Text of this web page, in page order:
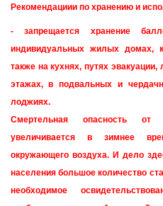
Рекомендациии по хранению и
- запрещается хранение
индивидуальных жилых домах,
также на кухнях, путях
этажах, в подвальных и
лоджиях.
Смертельная опасность от
увеличивается в зимнее
окружающего воздуха. И дело
населения большое количество
необходимое